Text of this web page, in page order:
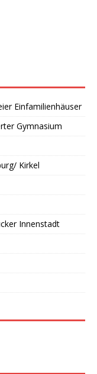
Einfamilienhäuser
Gymnasium
Kirkel
Innenstadt